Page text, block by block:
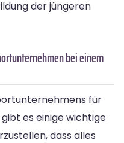
der jüngeren
bei einem
für
es einige wichtige
dass alles